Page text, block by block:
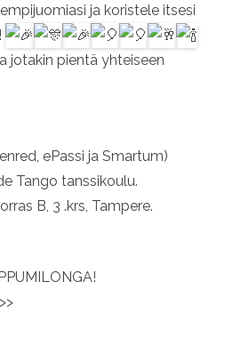
ja koristele itsesi
jotakin pientä yhteiseen
ePassi ja Smartum)
Tango tanssikoulu.
B, 3 .krs, Tampere.